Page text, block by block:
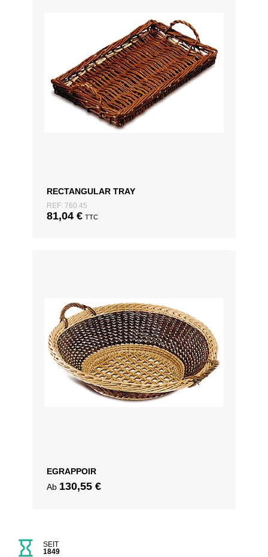
RECTANGULAR TRAY
REF: 760.45
81,04 € TTC
EGRAPPOIR
Ab 130,55 €
SEIT
1849